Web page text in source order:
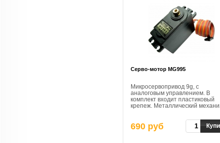
Cерво-мотор MG995
Микросервопривод 9g, с
аналоговым управлением. В
комплект входит пластиковый
крепеж. Металлический
690 руб